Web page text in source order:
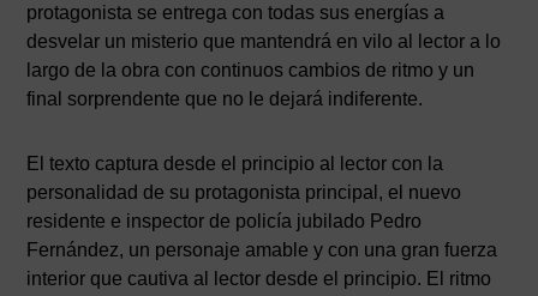
protagonista se entrega con todas sus energías a
desvelar un misterio que mantendrá en vilo al lector a lo
largo de la obra con continuos cambios de ritmo y un
final sorprendente que no le dejará indiferente.
El texto captura desde el principio al lector con la
personalidad de su protagonista principal, el nuevo
residente e inspector de policía jubilado Pedro
Fernández, un personaje amable y con una gran fuerza
interior que cautiva al lector desde el principio. El ritmo